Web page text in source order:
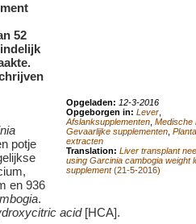
Opgeladen: 12-3-2016
Opgeborgen in: Lever
Afslanksupplementen Medische
Gevaarlijke supplementen
extracten
Translation: Liver transplant
using Garcinia cambogia weight
supplement(21-5-2016)
52
potje
en 936
.
acid[HCA].